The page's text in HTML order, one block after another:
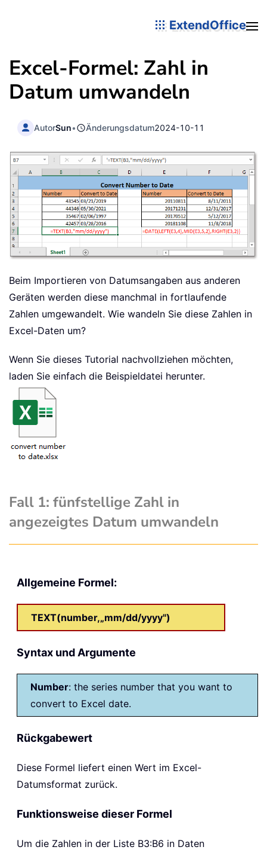
ExtendOffice
Excel-Formel: Zahl in
Datum umwandeln
AutorSun• Änderungsdatum2024-10-11
Beim Importieren von Datumsangaben aus anderen
Geräten werden diese manchmal in fortlaufende
Zahlen umgewandelt. Wie wandeln Sie diese Zahlen in
Excel-Daten um?
Wenn Sie dieses Tutorial nachvollziehen möchten,
laden Sie einfach die Beispieldatei herunter.
Fall 1: fünfstellige Zahl in
angezeigtes Datum umwandeln
Allgemeine Formel:
TEXT(number,„mm/dd/yyyy")
Syntax und Argumente
Number: the series number that you want to
convert to Excel date.
Rückgabewert
Diese Formel liefert einen Wert im Excel-
Datumsformat zurück.
Funktionsweise dieser Formel
Um die Zahlen in der Liste B3:B6 in Daten